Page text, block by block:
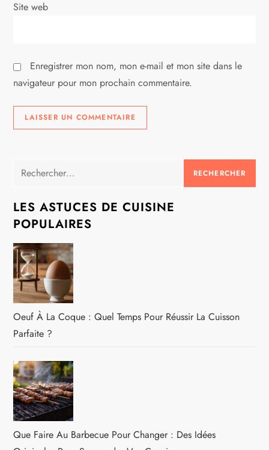
i
l
e
Site web
Enregistrer mon nom, mon e-mail et mon site dans le
navigateur pour mon prochain commentaire.
Rechercher :
LES ASTUCES DE CUISINE
POPULAIRES
Oeuf À La Coque : Quel Temps Pour Réussir La Cuisson
Parfaite ?
Que Faire Au Barbecue Pour Changer : Des Idées